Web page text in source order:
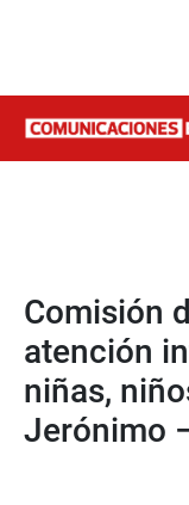
Comisión
atención
niñas,
Jerónimo